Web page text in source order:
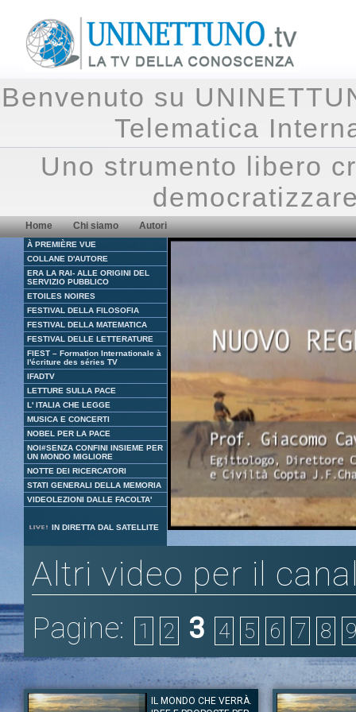
Benvenuto su
Telematica
Uno strumento libero
Home Chi siamo Autori
À PREMIÈRE VUE
COLLANE D'AUTORE
ERA LA RAI- ALLE ORIGINI DEL
SERVIZIO PUBBLICO
ETOILES NOIRES
FESTIVAL DELLA FILOSOFIA
FESTIVAL DELLA MATEMATICA
FESTIVAL DELLE LETTERATURE
FIEST – Formation Internationale à
l'écriture des séries TV
IFADTV
LETTURE SULLA PACE
L' ITALIA CHE LEGGE
MUSICA E CONCERTI
NOBEL PER LA PACE
NOI#SENZA CONFINI INSIEME PER
UN MONDO MIGLIORE
NOTTE DEI RICERCATORI
STATI GENERALI DELLA MEMORIA
VIDEOLEZIONI DALLE FACOLTA'
IN DIRETTA DAL SATELLITE
Unmute Loaded
3.84%
Altri video per il
Pagine: 1 2 3 4 5 6 7 8 9
IL MONDO CHE VERRÀ.